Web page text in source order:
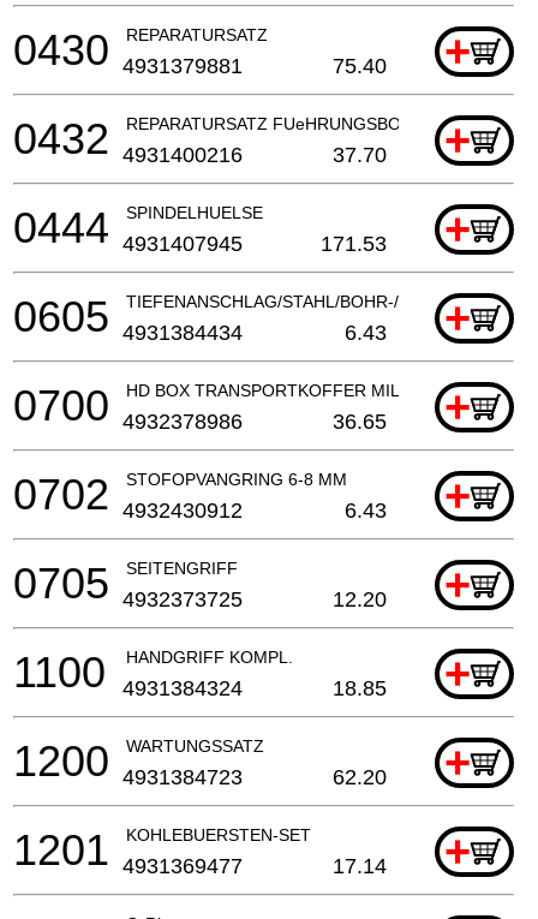
REPARATURSATZ +
0430 4931379881 75.40
REPARATURSATZ FUeHRUNGSBOLZEN/+
0432 4931400216 37.70
SPINDELHUELSE +
0444 4931407945 171.53
TIEFENANSCHLAG/STAHL/BOHR-/KOMBIHAMMER
+
0605 4931384434 6.43
HD BOX TRANSPORTKOFFER MILWAUKEE (MAAT
+
0700 4932378986 36.65
STOFOPVANGRING 6-8 MM +
0702 4932430912 6.43
SEITENGRIFF +
0705 4932373725 12.20
HANDGRIFF KOMPL. +
1100 4931384324 18.85
WARTUNGSSATZ +
1200 4931384723 62.20
KOHLEBUERSTEN-SET +
1201 4931369477 17.14